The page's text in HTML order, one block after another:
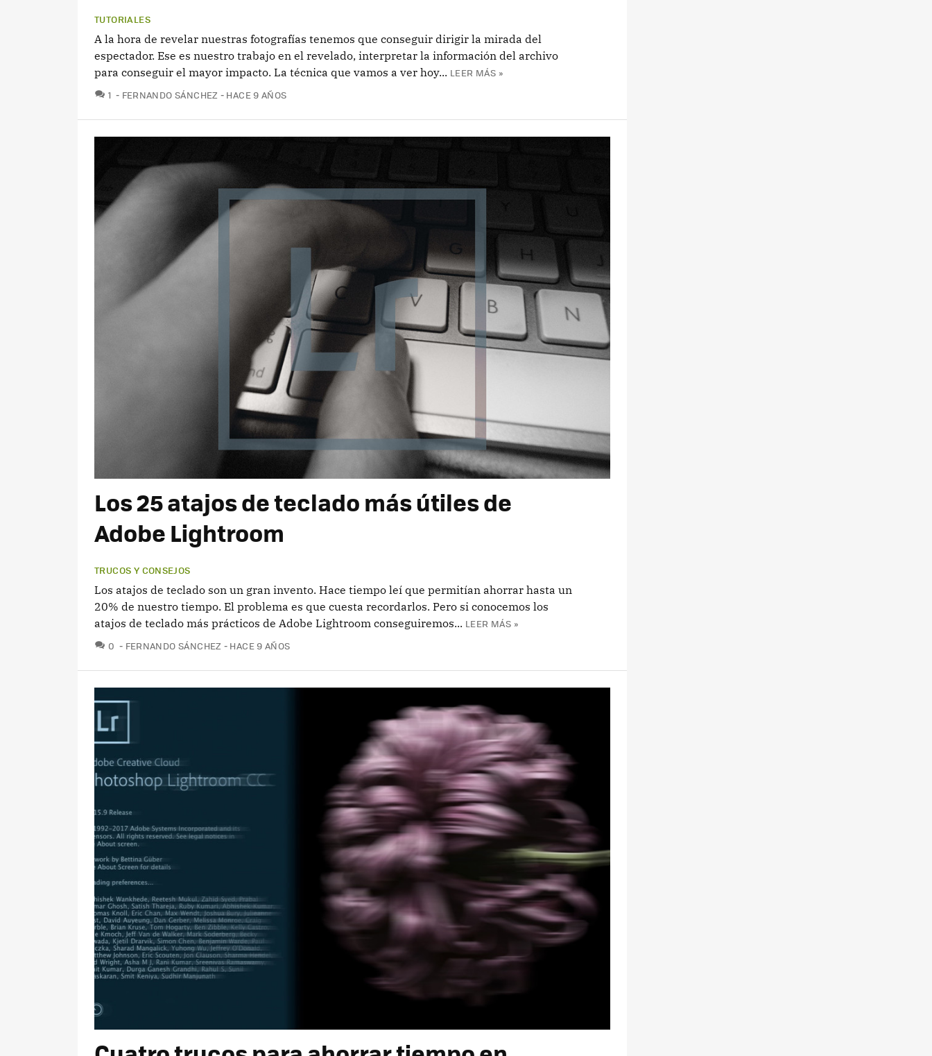
TUTORIALES
A la hora de revelar nuestras fotografías tenemos que conseguir dirigir la mirada del
espectador. Ese es nuestro trabajo en el revelado, interpretar la información del archivo
para conseguir el mayor impacto. La técnica que vamos a ver hoy... LEER MÁS »
1 COMENTARIOS
FERNANDO SÁNCHEZ HACE 9 AÑOS
Los 25 atajos de teclado más útiles de
Adobe Lightroom
TRUCOS Y CONSEJOS
Los atajos de teclado son un gran invento. Hace tiempo leí que permitían ahorrar hasta un
20% de nuestro tiempo. El problema es que cuesta recordarlos. Pero si conocemos los
atajos de teclado más prácticos de Adobe Lightroom conseguiremos... LEER MÁS »
0 COMENTARIOS
FERNANDO SÁNCHEZ HACE 9 AÑOS